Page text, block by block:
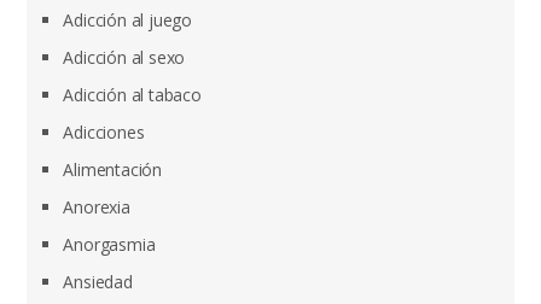
Adicción al juego
Adicción al sexo
Adicción al tabaco
Adicciones
Alimentación
Anorexia
Anorgasmia
Ansiedad